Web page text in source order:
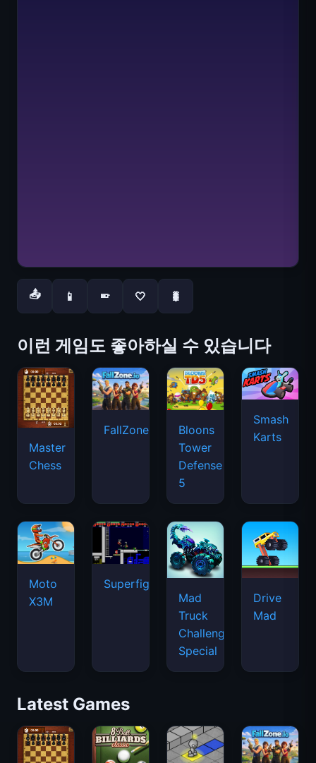
📤 📱 📱 🤍 🐛
이런 게임도 좋아하실 수 있습니다
Master
Chess
FallZone.io
Bloons
Tower
Defense
5
Smash
Karts
Moto
X3M
Superfighters
Mad
Truck
Challenge
Special
Drive
Mad
Latest Games